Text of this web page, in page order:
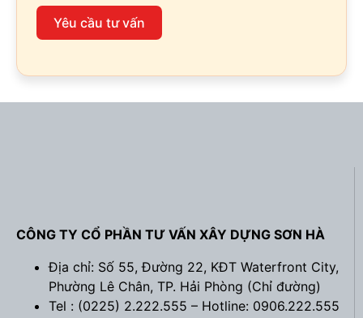
Yêu cầu tư vấn
CÔNG TY CỔ PHẦN TƯ VẤN XÂY DỰNG SƠN HÀ
Địa chỉ: Số 55, Đường 22, KĐT Waterfront City,
Phường Lê Chân, TP. Hải Phòng (Chỉ đường)
Tel : (0225) 2.222.555 – Hotline: 0906.222.555